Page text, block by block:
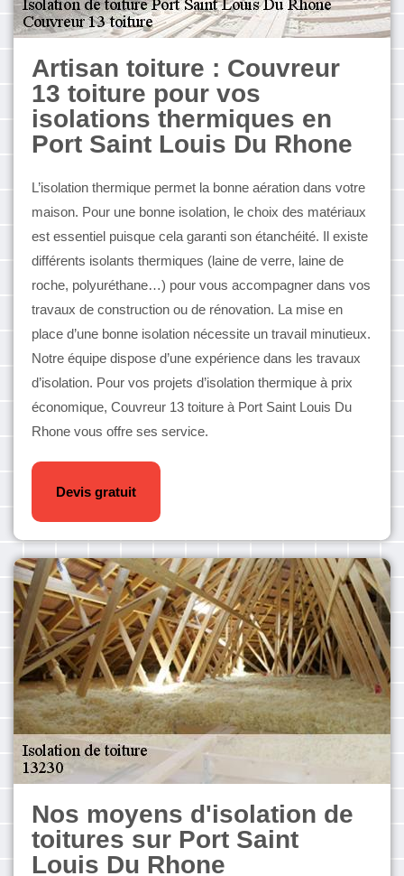
Artisan toiture : Couvreur
13 toiture pour vos
isolations thermiques en
Port Saint Louis Du Rhone
L’isolation thermique permet la bonne aération dans votre
maison. Pour une bonne isolation, le choix des matériaux
est essentiel puisque cela garanti son étanchéité. Il existe
différents isolants thermiques (laine de verre, laine de
roche, polyuréthane…) pour vous accompagner dans vos
travaux de construction ou de rénovation. La mise en
place d’une bonne isolation nécessite un travail minutieux.
Notre équipe dispose d’une expérience dans les travaux
d’isolation. Pour vos projets d’isolation thermique à prix
économique, Couvreur 13 toiture à Port Saint Louis Du
Rhone vous offre ses service.
Devis gratuit
Nos moyens d'isolation de
toitures sur Port Saint
Louis Du Rhone